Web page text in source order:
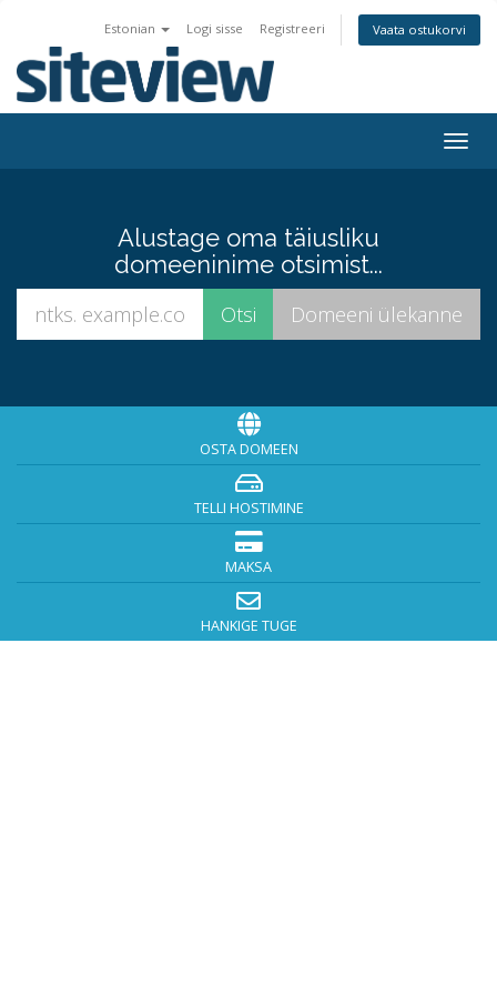
Estonian Logi sisse Registreeri Vaata ostukorvi
Alustage oma täiusliku
domeeninime otsimist...
OSTA DOMEEN
TELLI HOSTIMINE
MAKSA
HANKIGE TUGE